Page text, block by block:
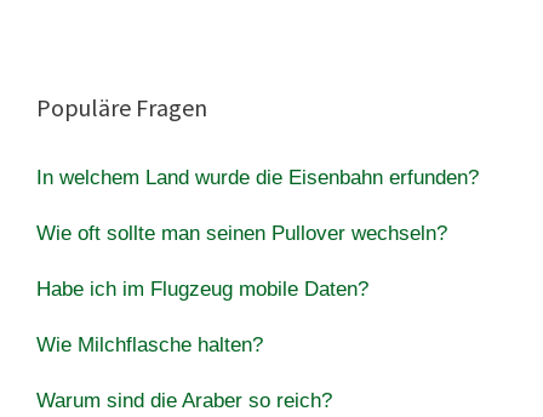
Populäre Fragen
In welchem Land wurde die Eisenbahn erfunden?
Wie oft sollte man seinen Pullover wechseln?
Habe ich im Flugzeug mobile Daten?
Wie Milchflasche halten?
Warum sind die Araber so reich?